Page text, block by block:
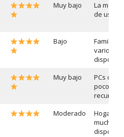
Muy bajo
La
de
Bajo
Familias
varios
Muy bajo
PCs con
pocos
recursos
Moderado
Hogares
muchos